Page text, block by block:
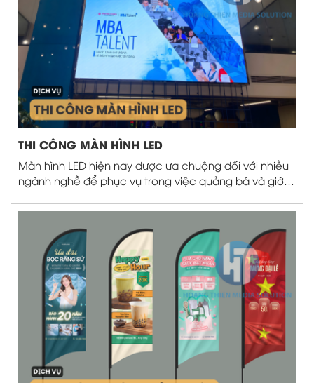
THI CÔNG MÀN HÌNH LED
Màn hình LED hiện nay được ưa chuộng đối với nhiều
ngành nghề để phục vụ trong việc quảng bá và giới
thiệu sản phẩm một cách sinh động giúp thu hút
khách hàng nhanh hơn và tốt hơn...